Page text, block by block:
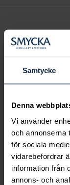
Samtycke
Denna
Vi använder
och annonserna
för sociala
vidarebefordrar
information från
annons- och
Alingsås
Arvidsjaur
Eksjö
Fagersta
Farsta
Gävle
Halmstad